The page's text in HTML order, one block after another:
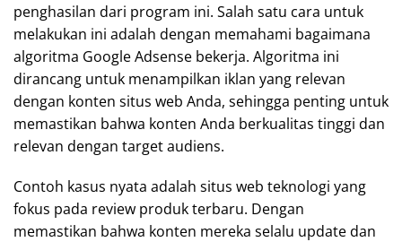
penghasilan dari program ini. Salah satu cara untuk
melakukan ini adalah dengan memahami bagaimana
algoritma Google Adsense bekerja. Algoritma ini
dirancang untuk menampilkan iklan yang relevan
dengan konten situs web Anda, sehingga penting untuk
memastikan bahwa konten Anda berkualitas tinggi dan
relevan dengan target audiens.
Contoh kasus nyata adalah situs web teknologi yang
fokus pada review produk terbaru. Dengan
memastikan bahwa konten mereka selalu update dan